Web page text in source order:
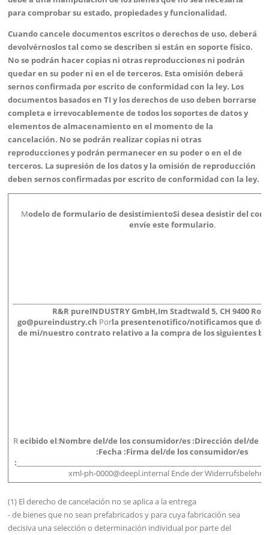
para comprobar su estado, propiedades y funcionalidad.
Cuando cancele documentos escritos o derechos de uso, deberá
devolvérnoslos tal como se describen si están en soporte físico.
No se podrán hacer copias ni otras reproducciones ni podrán
quedar en su poder ni en el de terceros. Esta omisión deberá
sernos confirmada por escrito de conformidad con la ley. Los
documentos basados en TI y los derechos de uso deben borrarse
completa e irrevocablemente de todos los soportes de datos y
elementos de almacenamiento en el momento de la
cancelación. No se podrán realizar copias ni otras
reproducciones y podrán permanecer en su poder o en el de
terceros. La supresión de los datos y la omisión de reproducción
deben sernos confirmadas por escrito de conformidad con la ley.
Modelo de formulario de desistimientoSi desea desistir del
envíe este formulario.
R&R pureINDUSTRY GmbH,Im Stadtwald 5, CH 9400
go@pureindustry.ch Porla presentenotifico/notificamos que
de mi/nuestro contrato relativo a la compra de los siguientes
Recibido el:Nombre del/de los consumidor/es :Dirección del/de
:Fecha :Firma del/de los consumidor/es
:
xml-ph-0000@deepl.internal Ende der
(1) El derecho de cancelación no se aplica a la entrega
- de bienes que no sean prefabricados y para cuya fabricación sea
decisiva una selección o determinación individual por parte del